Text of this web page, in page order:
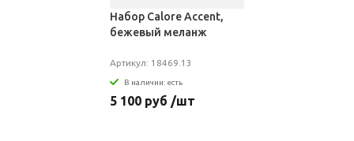
Набор Calore Accent,
бежевый меланж
Артикул: 18469.13
В наличии: есть
5 100 руб /шт